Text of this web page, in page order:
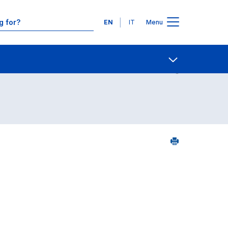
Languages
EN IT Menu
Contact Us